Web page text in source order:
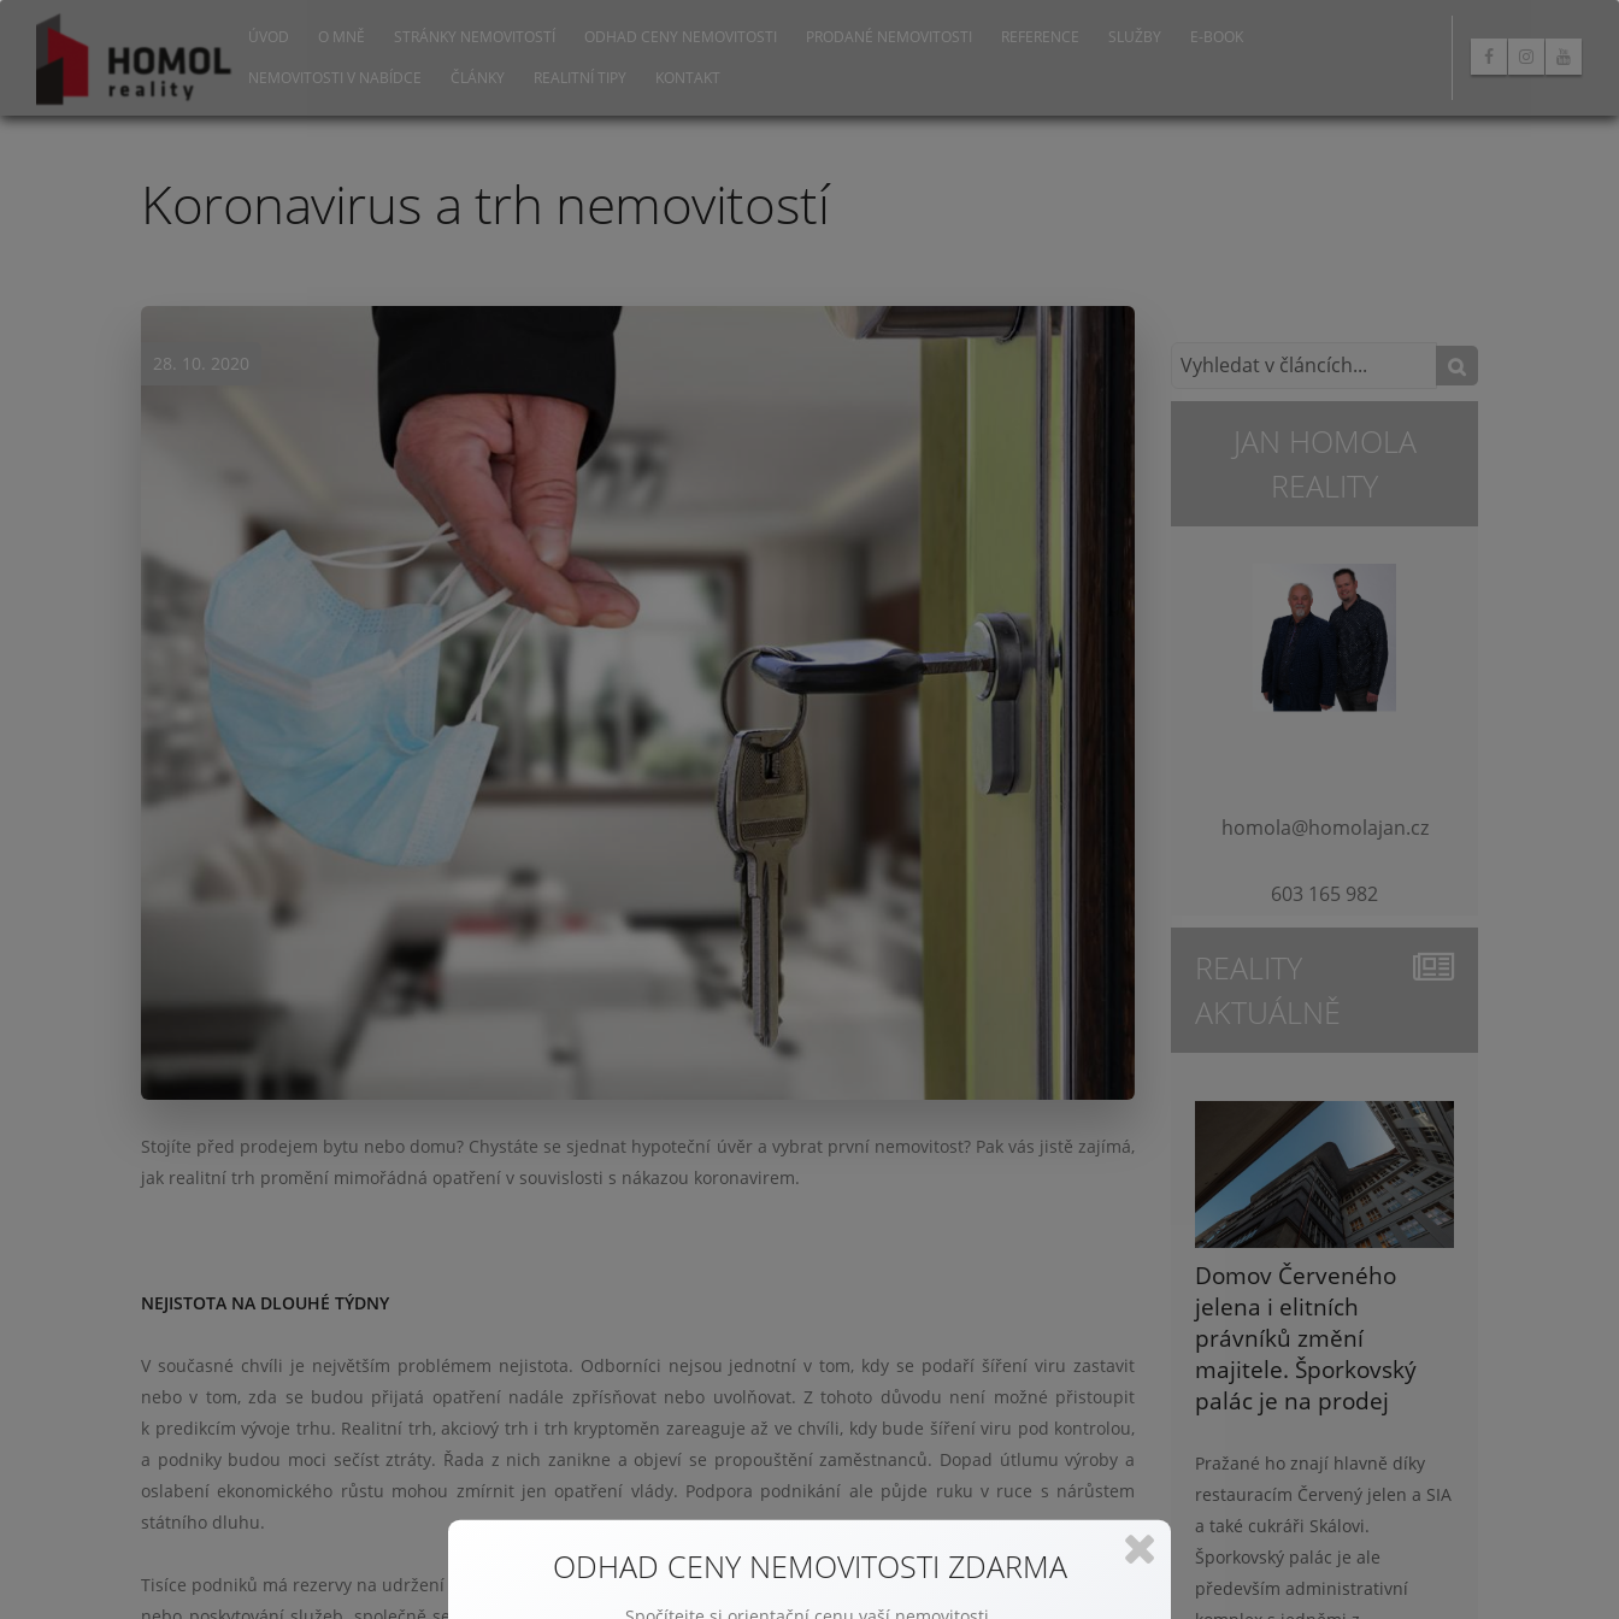
ÚVOD O MNĚ STRÁNKY NEMOVITOSTÍ ODHAD CENY NEMOVITOSTI PRODANÉ NEMOVITOSTI REFERENCE SLUŽBY
E-BOOK
NEMOVITOSTI V NABÍDCE
ČLÁNKY REALITNÍ TIPY KONTAKT
Koronavirus a trh nemovitostí
28. 10. 2020
Stojíte před prodejem bytu nebo domu? Chystáte se sjednat hypoteční úvěr a vybrat první nemovitost? Pak vás jistě zajímá,
jak realitní trh promění mimořádná opatření v souvislosti s nákazou koronavirem.
NEJISTOTA NA DLOUHÉ TÝDNY
V současné chvíli je největším problémem nejistota. Odborníci nejsou jednotní v tom, kdy se podaří šíření viru zastavit
nebo v tom, zda se budou přijatá opatření nadále zpřísňovat nebo uvolňovat. Z tohoto důvodu není možné přistoupit
k predikcím vývoje trhu. Realitní trh, akciový trh i trh kryptoměn zareaguje až ve chvíli, kdy bude šíření viru pod kontrolou,
a podniky budou moci sečíst ztráty. Řada z nich zanikne a objeví se propouštění zaměstnanců. Dopad útlumu výroby a
oslabení ekonomického růstu mohou zmírnit jen opatření vlády. Podpora podnikání ale půjde ruku v ruce s nárůstem
státního dluhu.
Tisíce podniků má rezervy na udržení zaměstnanců jen na několik týdnů (ne na měsíce). Pokud se nepodaří obnovit výrobu
JAN HOMOLA
REALITY
homola@homolajan.cz
603 165 982
REALITY
AKTUÁLNĚ
Domov Červeného
jelena i elitních
právníků změní
majitele. Šporkovský
palác je na prodej
Pražané ho znají hlavně díky
restauracím Červený jelen a SIA
a také cukráři Skálovi.
Šporkovský palác je ale
především administrativní
ODHAD CENY NEMOVITOSTI ZDARMA